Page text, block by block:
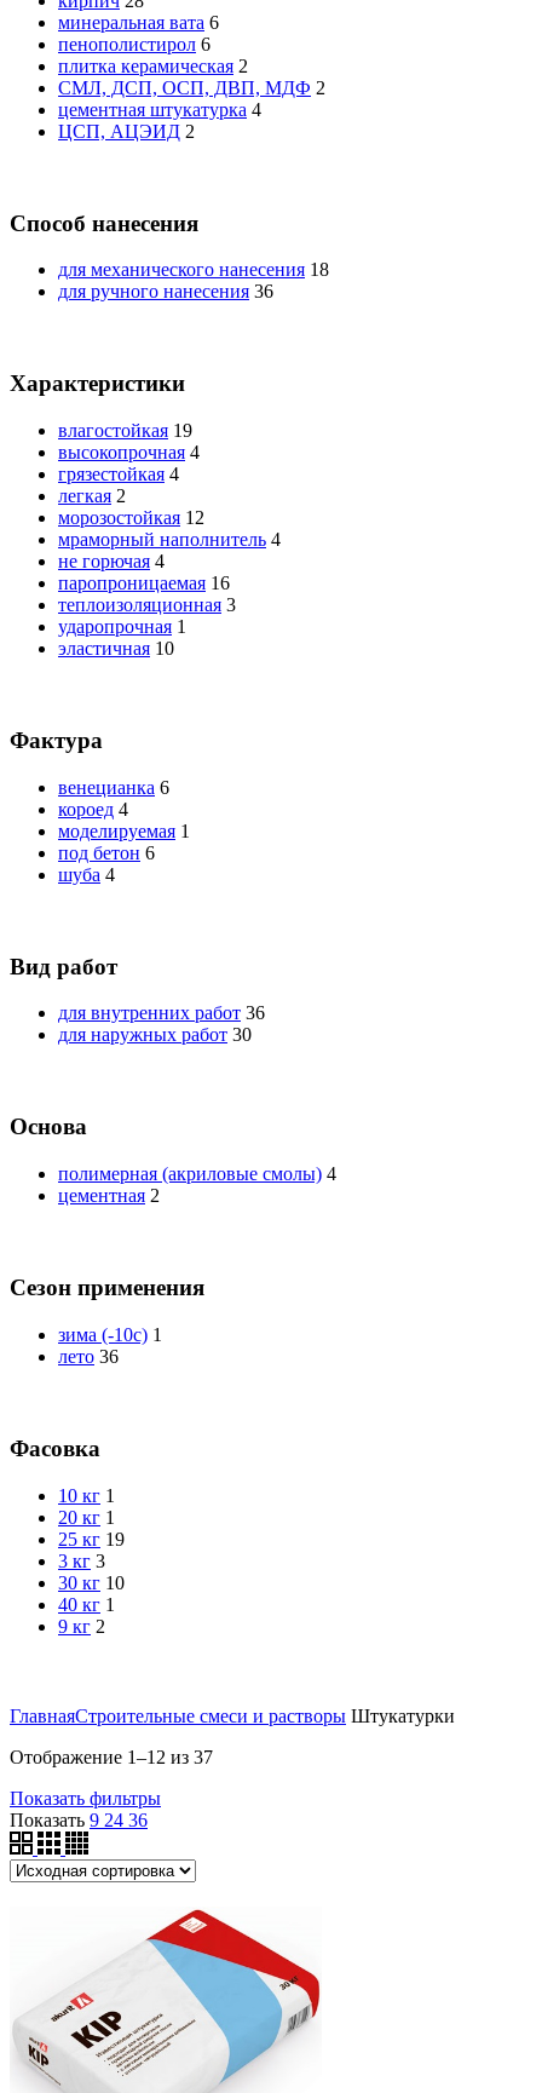
минеральная вата 6
пенополистирол 6
плитка керамическая 2
СМЛ, ДСП, ОСП, ДВП, МДФ 2
цементная штукатурка 4
ЦСП, АЦЭИД 2
Способ нанесения
для механического нанесения 18
для ручного нанесения 36
Характеристики
влагостойкая 19
высокопрочная 4
грязестойкая 4
легкая 2
морозостойкая 12
мраморный наполнитель 4
не горючая 4
паропроницаемая 16
теплоизоляционная 3
ударопрочная 1
эластичная 10
Фактура
венецианка 6
короед 4
моделируемая 1
под бетон 6
шуба 4
Вид работ
для внутренних работ 36
для наружных работ 30
Основа
полимерная (акриловые смолы) 4
цементная 2
Сезон применения
зима (-10с) 1
лето 36
Фасовка
10 кг 1
20 кг 1
25 кг 19
3 кг 3
30 кг 10
40 кг 1
9 кг 2
ГлавнаяСтроительные смеси и растворы Штукатурки
Отображение 1–12 из 37
Показать фильтры
Показать 9 24 36